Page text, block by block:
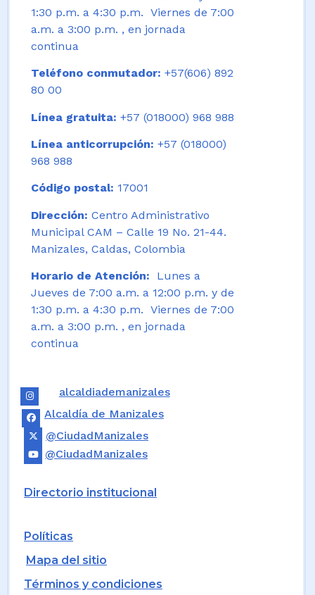
1:30 p.m. a 4:30 p.m. Viernes de 7:00
a.m. a 3:00 p.m. , en jornada
continua
Teléfono conmutador: +57(606) 892
80 00
Línea gratuita: +57 (018000) 968 988
Línea anticorrupción: +57 (018000)
968 988
Código postal: 17001
Dirección: Centro Administrativo
Municipal CAM – Calle 19 No. 21-44.
Manizales, Caldas, Colombia
Horario de Atención: Lunes a
Jueves de 7:00 a.m. a 12:00 p.m. y de
1:30 p.m. a 4:30 p.m. Viernes de 7:00
a.m. a 3:00 p.m. , en jornada
continua
alcaldiademanizales
Alcaldía de Manizales
@CiudadManizales
@CiudadManizales
Directorio institucional
Políticas
Mapa del sitio
Términos y condiciones